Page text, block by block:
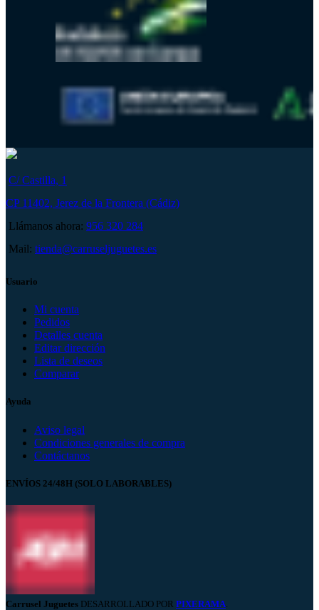
C/ Castilla, 1
CP 11402, Jerez de la Frontera (Cádiz)
Llámanos ahora: 956 320 284
Mail: tienda@carruseljuguetes.es
Usuario
Mi cuenta
Pedidos
Detalles cuenta
Editar dirección
Lista de deseos
Comparar
Ayuda
Aviso legal
Condiciones generales de compra
Contáctanos
ENVÍOS 24/48H (SOLO LABORABLES)
Carrusel Juguetes DESARROLLADO POR PIXERAMA